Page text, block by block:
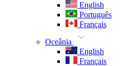
English
Português
Français
Oceânia
English
Français